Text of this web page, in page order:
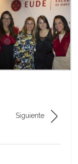
Siguiente